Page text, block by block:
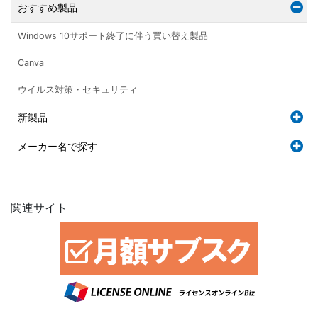
おすすめ製品
Windows 10サポート終了に伴う買い替え製品
Canva
ウイルス対策・セキュリティ
新製品
メーカー名で探す
関連サイト